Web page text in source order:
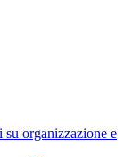
organizzazione e